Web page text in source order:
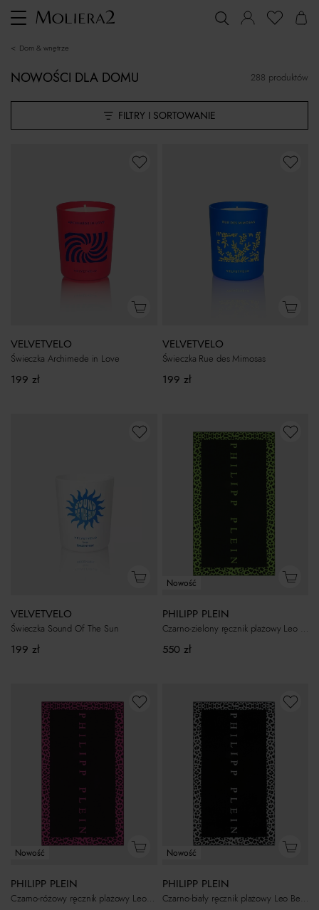
Toggle
navigation
dom & wnętrze
FILTRY I SORTOWANIE
288 produktów
NOWOŚCI DLA DOMU
VELVETVELO
Świeczka Archimede in Love
199 zł
VELVETVELO
Świeczka Rue des Mimosas
199 zł
VELVETVELO
Świeczka Sound Of The Sun
199 zł
Nowość
PHILIPP PLEIN
Czarno-zielony ręcznik plażowy Leo Beach
550 zł
Nowość
PHILIPP PLEIN
Czarno-różowy ręcznik plażowy Leo Beach
Nowość
PHILIPP PLEIN
Czarno-biały ręcznik plażowy Leo Beach